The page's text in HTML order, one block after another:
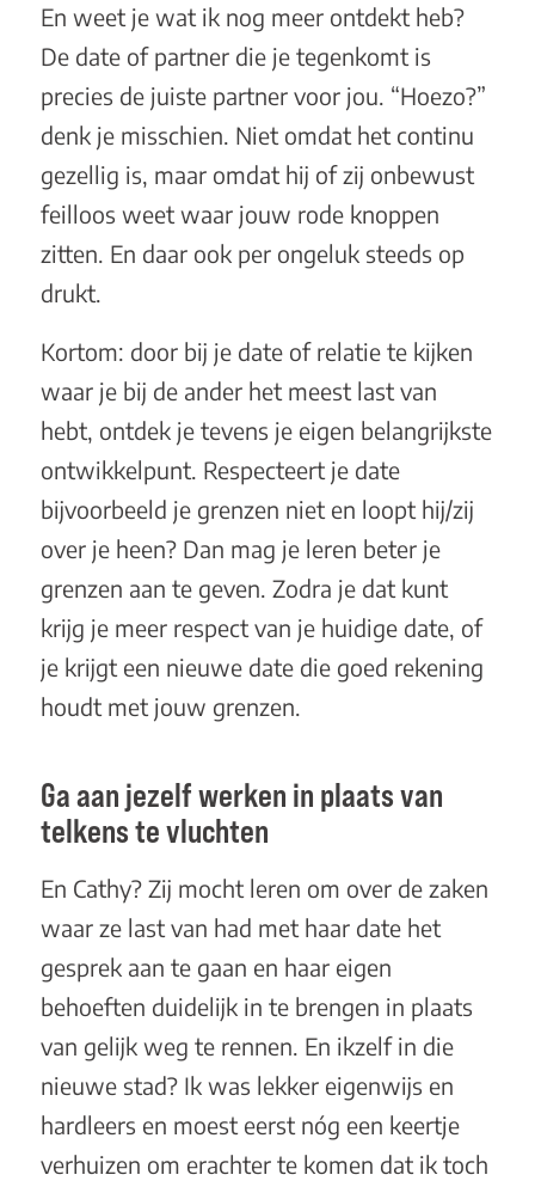
En weet je wat ik nog meer ontdekt heb?
De date of partner die je tegenkomt is
precies de juiste partner voor jou. “Hoezo?”
denk je misschien. Niet omdat het continu
gezellig is, maar omdat hij of zij onbewust
feilloos weet waar jouw rode knoppen
zitten. En daar ook per ongeluk steeds op
drukt.
Kortom: door bij je date of relatie te kijken
waar je bij de ander het meest last van
hebt, ontdek je tevens je eigen belangrijkste
ontwikkelpunt. Respecteert je date
bijvoorbeeld je grenzen niet en loopt hij/zij
over je heen? Dan mag je leren beter je
grenzen aan te geven. Zodra je dat kunt
krijg je meer respect van je huidige date, of
je krijgt een nieuwe date die goed rekening
houdt met jouw grenzen.
Ga aan jezelf werken in plaats van
telkens te vluchten
En Cathy? Zij mocht leren om over de zaken
waar ze last van had met haar date het
gesprek aan te gaan en haar eigen
behoeften duidelijk in te brengen in plaats
van gelijk weg te rennen. En ikzelf in die
nieuwe stad? Ik was lekker eigenwijs en
hardleers en moest eerst nóg een keertje
verhuizen om erachter te komen dat ik toch